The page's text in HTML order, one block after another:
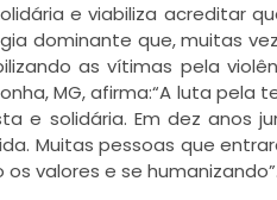
e viabiliza acreditar
dominante que, muitas
as vítimas pela
MG, afirma:“A luta pela
e solidária. Em dez anos
Muitas pessoas que
valores e se humanizando”.